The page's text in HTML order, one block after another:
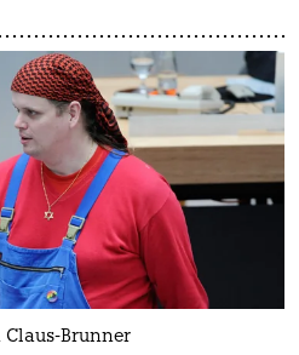
Brunner